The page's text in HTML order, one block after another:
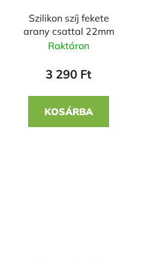
Szilikon szíj fekete
arany csattal 22mm
Raktáron
3 290 Ft
KOSÁRBA